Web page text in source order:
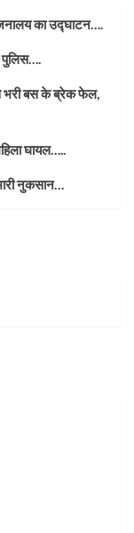
का उद्घाटन….
पुलिस….
से भरी बस के ब्रेक फेल,
घायल…..
नुकसान…